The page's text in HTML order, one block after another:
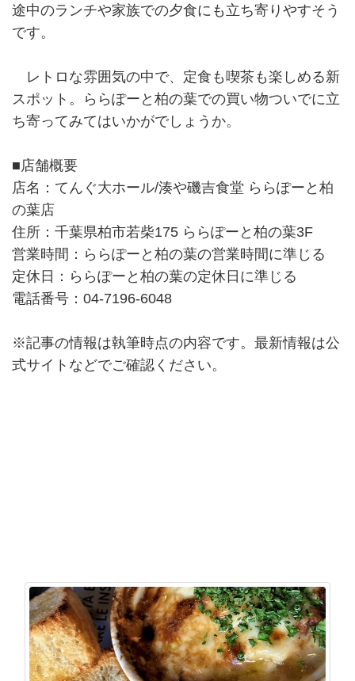
途中のランチや家族での夕食にも立ち寄りやすそう
です。
レトロな雰囲気の中で、定食も喫茶も楽しめる新
スポット。ららぽーと柏の葉での買い物ついでに立
ち寄ってみてはいかがでしょうか。
■店舗概要
店名：てんぐ大ホール/湊や磯吉食堂 ららぽーと柏
の葉店
住所：千葉県柏市若柴175 ららぽーと柏の葉3F
営業時間：ららぽーと柏の葉の営業時間に準じる
定休日：ららぽーと柏の葉の定休日に準じる
電話番号：04-7196-6048
※記事の情報は執筆時点の内容です。最新情報は公
式サイトなどでご確認ください。